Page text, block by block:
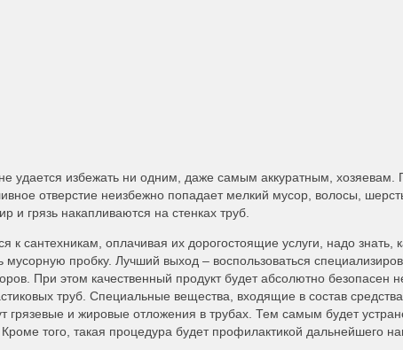
удается избежать ни одним, даже самым аккуратным, хозяевам.
отверстие неизбежно попадает мелкий мусор, волосы,
и грязь накапливаются на стенках труб.
к сантехникам, оплачивая их дорогостоящие услуги, надо знать,
мусорную пробку. Лучший выход – воспользоваться
При этом качественный продукт будет абсолютно безопасен
труб. Специальные вещества, входящие в состав
грязевые и жировые отложения в трубах. Тем самым будет
того, такая процедура будет профилактикой дальнейшего